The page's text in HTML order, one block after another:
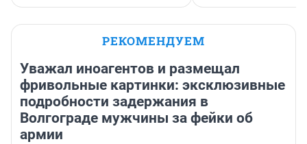
РЕКОМЕНДУЕМ
Уважал иноагентов и размещал
фривольные картинки: эксклюзивные
подробности задержания в
Волгограде мужчины за фейки об
армии